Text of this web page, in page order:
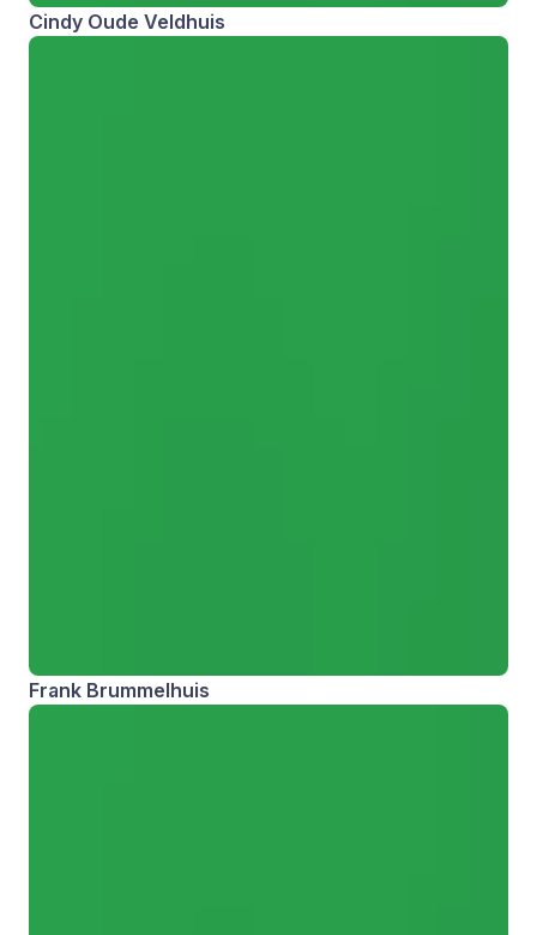
Cindy Oude Veldhuis
Frank Brummelhuis